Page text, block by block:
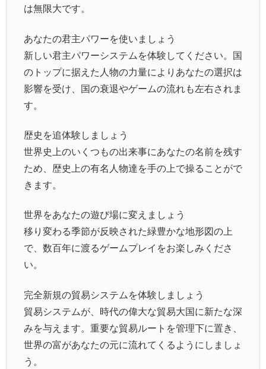
は無限大です。
あなたの君主パワーを使いましょう
新しい君主パワーシステムを体験してください。国
のトップに据えた人物の力量によりあなたの選択は
影響を受け、国の衰退やゲームの流れも左右されま
す。
歴史を追体験しましょう
世界史上のいくつもの出来事にあなたの名前を残す
ため、歴史上の有名人物達を手の上で操ることがで
きます。
世界をあなたの遊び場に変えましょう
移り変わる季節が反映された緑豊かな地形図の上
で、数百年に渡るゲームプレイをお楽しみくださ
い。
完全新規の貿易システムを体験しましょう
貿易システムが、時代の偉大な貿易大国に新たな深
みを与えます。重要な貿易ルートを管理下に置き、
世界の富があなたの元に流れてくるようにしましょ
う。